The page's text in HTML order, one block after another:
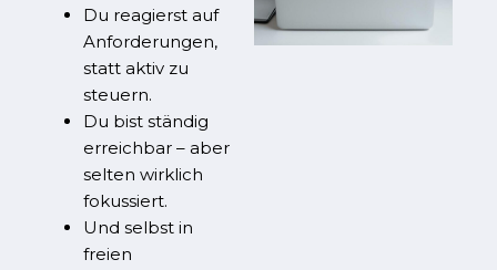
Du reagierst auf
Anforderungen,
statt aktiv zu
steuern.
Du bist ständig
erreichbar – aber
selten wirklich
fokussiert.
Und selbst in
freien